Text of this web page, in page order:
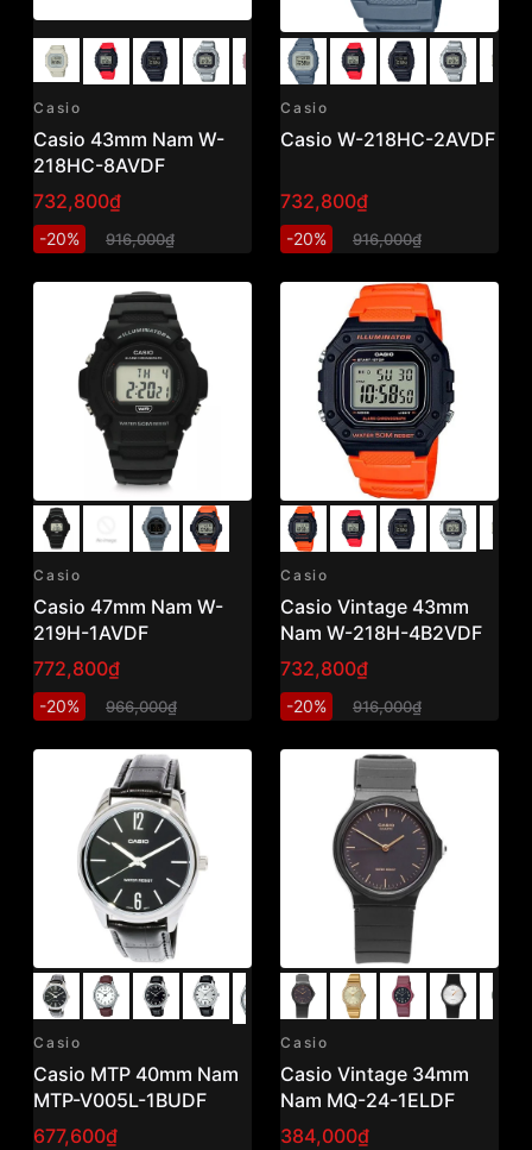
Casio
Casio 43mm Nam W-
218HC-8AVDF
732,800₫
-20% 916,000₫
Casio
Casio W-218HC-2AVDF
732,800₫
-20% 916,000₫
Casio
Casio 47mm Nam W-
219H-1AVDF
772,800₫
-20% 966,000₫
Casio
Casio Vintage 43mm
Nam W-218H-4B2VDF
732,800₫
-20% 916,000₫
Casio
Casio MTP 40mm Nam
MTP-V005L-1BUDF
677,600₫
Casio
Casio Vintage 34mm
Nam MQ-24-1ELDF
384,000₫